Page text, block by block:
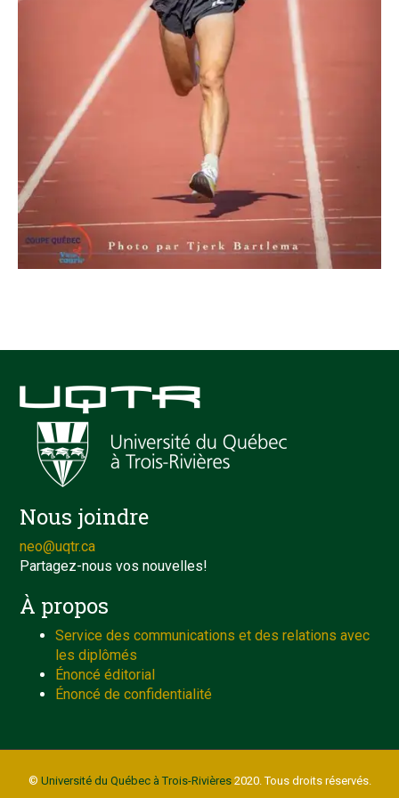
Nous joindre
neo@uqtr.ca
Partagez-nous vos nouvelles!
À propos
Service des communications et des relations avec
les diplômés
Énoncé éditorial
Énoncé de confidentialité
© Université du Québec à Trois-Rivières2020. Tous droits réservés.